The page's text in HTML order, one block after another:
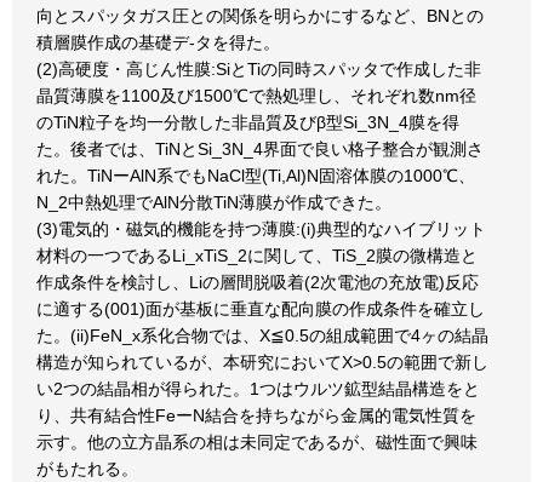
向とスパッタガス圧との関係を明らかにするなど、BNとの
積層膜作成の基礎デ-タを得た。
(2)高硬度・高じん性膜:SiとTiの同時スパッタで作成した非
晶質薄膜を1100及び1500℃で熱処理し、それぞれ数nm径
のTiN粒子を均一分散した非晶質及びβ型Si_3N_4膜を得
た。後者では、TiNとSi_3N_4界面で良い格子整合が観測さ
れた。TiNーAlN系でもNaCl型(Ti,Al)N固溶体膜の1000℃、
N_2中熱処理でAlN分散TiN薄膜が作成できた。
(3)電気的・磁気的機能を持つ薄膜:(i)典型的なハイブリット
材料の一つであるLi_xTiS_2に関して、TiS_2膜の微構造と
作成条件を検討し、Liの層間脱吸着(2次電池の充放電)反応
に適する(001)面が基板に垂直な配向膜の作成条件を確立し
た。(ii)FeN_x系化合物では、X≦0.5の組成範囲で4ヶの結晶
構造が知られているが、本研究においてX>0.5の範囲で新し
い2つの結晶相が得られた。1つはウルツ鉱型結晶構造をと
り、共有結合性FeーN結合を持ちながら金属的電気性質を
示す。他の立方晶系の相は未同定であるが、磁性面で興味
がもたれる。